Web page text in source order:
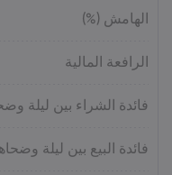
آمال
الهامش (%)
الرافعة المالية
فائدة الشراء بين ليلة
فائدة البيع بين ليلة